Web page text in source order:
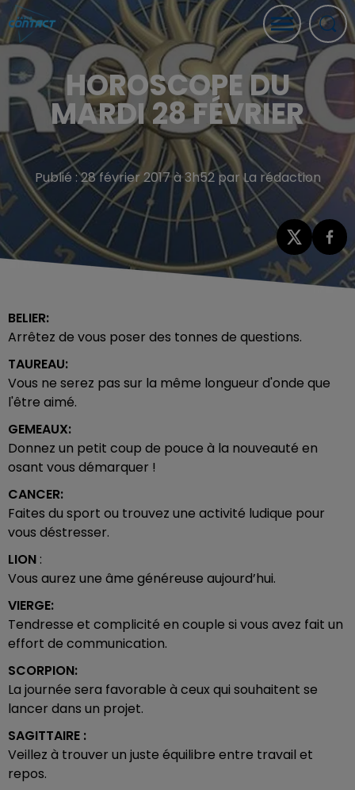
HOROSCOPE DU
MARDI 28 FÉVRIER
Publié : 28 février 2017 à 3h52 par La rédaction
BELIER:
Arrêtez de vous poser des tonnes de questions.
TAUREAU:
Vous ne serez pas sur la même longueur d'onde que
l'être aimé.
GEMEAUX:
Donnez un petit coup de pouce à la nouveauté en
osant vous démarquer !
CANCER:
Faites du sport ou trouvez une activité ludique pour
vous déstresser.
LION :
Vous aurez une âme généreuse aujourd’hui.
VIERGE:
Tendresse et complicité en couple si vous avez fait un
effort de communication.
SCORPION:
La journée sera favorable à ceux qui souhaitent se
lancer dans un projet.
SAGITTAIRE :
Veillez à trouver un juste équilibre entre travail et
repos.